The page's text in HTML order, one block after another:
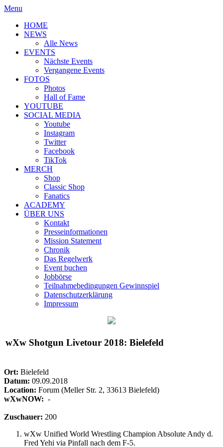
Menu
HOME
NEWS
Alle News
EVENTS
Nächste Events
Vergangene Events
FOTOS
Photos
Hall of Fame
YOUTUBE
SOCIAL MEDIA
Youtube
Instagram
Twitter
Facebook
TikTok
MERCH
Shop
Classic Shop
Fanatics
ACADEMY
ÜBER UNS
Kontakt
Presseinformationen
Mission Statement
Chronik
Das Regelwerk
Event buchen
Jobbörse
Teilnahmebedingungen Gewinnspiel
Datenschutzerklärung
Impressum
wXw Shotgun Livetour 2018: Bielefeld
Ort: Bielefeld
Datum: 09.09.2018
Location: Forum (Meller Str. 2, 33613 Bielefeld)
wXwNOW: -
Zuschauer: 200
wXw Unified World Wrestling Champion Absolute Andy d.
Fred Yehi via Pinfall nach dem F-5.